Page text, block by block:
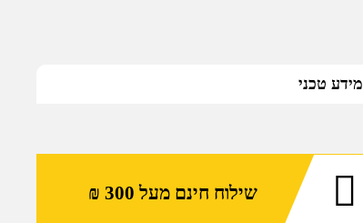
מידע טכני
שילוח חינם מעל 300 ₪